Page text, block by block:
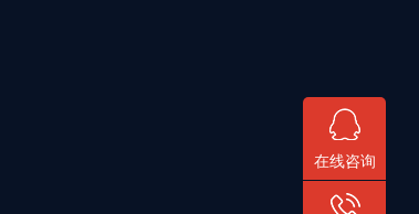
在线咨询